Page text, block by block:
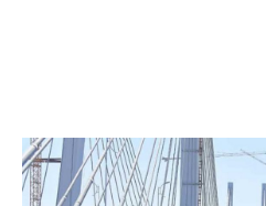
يفتتح محور روض الفرج
تحيا مصر